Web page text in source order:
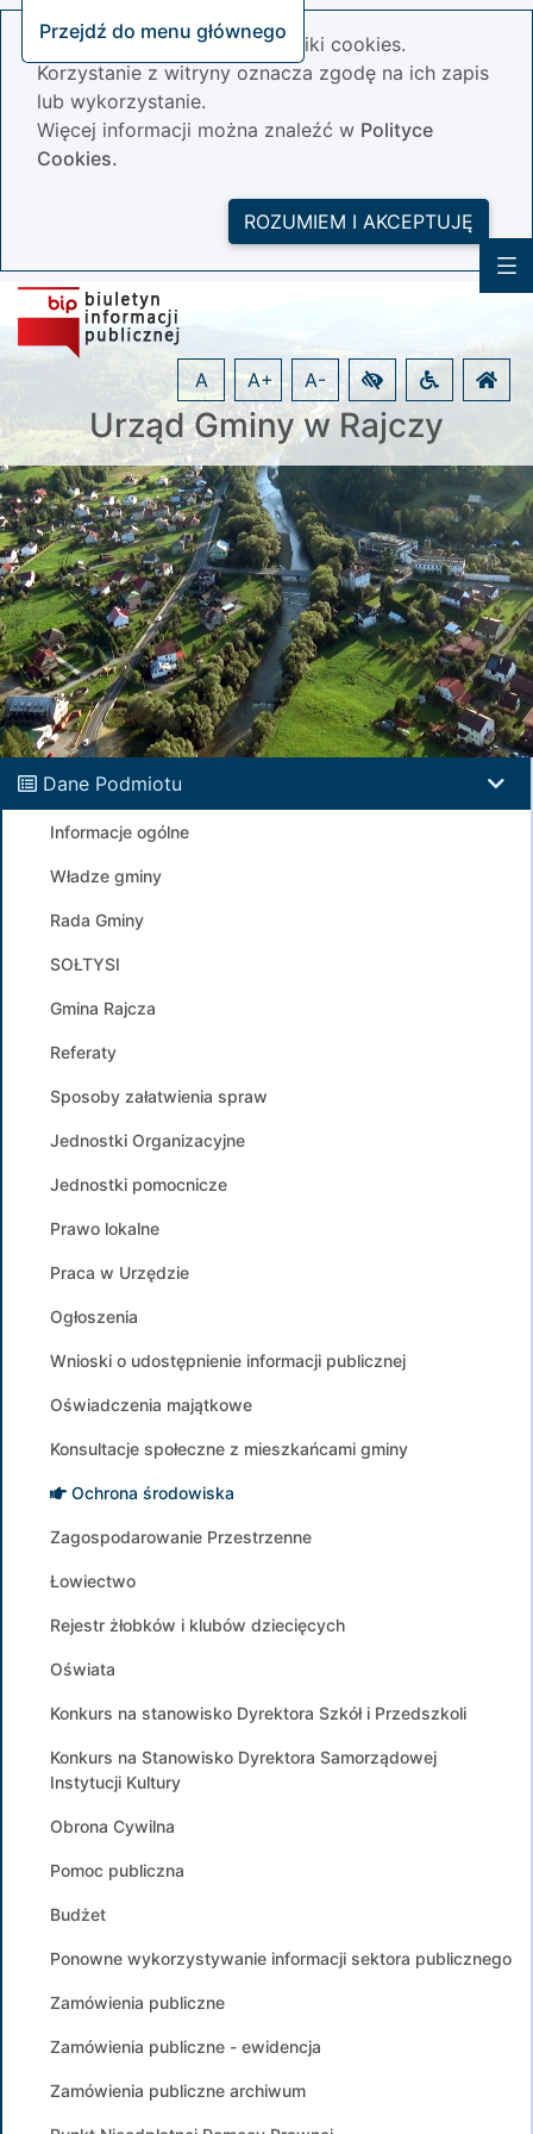
Przejdź do menu głównego
Nasza strona wykorzystuje pliki cookies.
Korzystanie z witryny oznacza zgodę na ich zapis
lub wykorzystanie.
Więcej informacji można znaleźć w Polityce
Cookies.
ROZUMIEM I AKCEPTUJĘ
Urząd Gminy w Rajczy
A A+ A-
Dane Podmiotu
Informacje ogólne
Władze gminy
Rada Gminy
SOŁTYSI
Gmina Rajcza
Referaty
Sposoby załatwienia spraw
Jednostki Organizacyjne
Jednostki pomocnicze
Prawo lokalne
Praca w Urzędzie
Ogłoszenia
Wnioski o udostępnienie informacji publicznej
Oświadczenia majątkowe
Konsultacje społeczne z mieszkańcami gminy
Ochrona środowiska
Zagospodarowanie Przestrzenne
Łowiectwo
Rejestr żłobków i klubów dziecięcych
Oświata
Konkurs na stanowisko Dyrektora Szkół i Przedszkoli
Konkurs na Stanowisko Dyrektora Samorządowej
Instytucji Kultury
Obrona Cywilna
Pomoc publiczna
Budżet
Ponowne wykorzystywanie informacji sektora publicznego
Zamówienia publiczne
Zamówienia publiczne - ewidencja
Zamówienia publiczne archiwum